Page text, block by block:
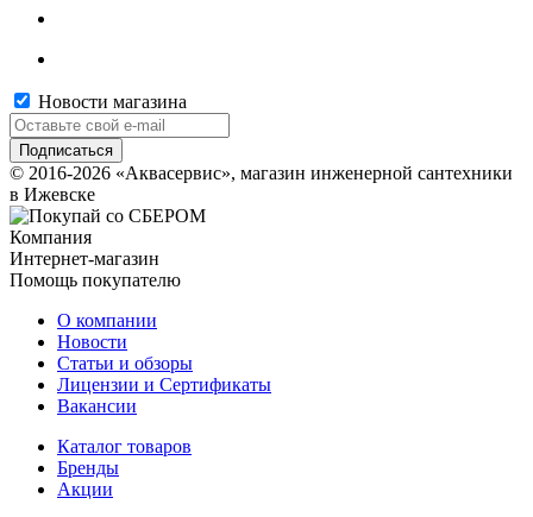
Новости магазина
© 2016-2026 «Аквасервис», магазин инженерной сантехники
в Ижевске
Компания
Интернет-магазин
Помощь покупателю
О компании
Новости
Статьи и обзоры
Лицензии и Сертификаты
Вакансии
Каталог товаров
Бренды
Акции